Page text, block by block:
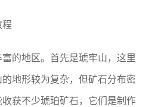
的地区。首先是琥牢山，这里
地形较为复杂，但矿石分布密
获不少琥珀矿石，它们是制作